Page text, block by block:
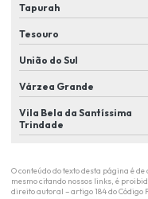
Monitoramento de eventos
Monitoramento remoto
Portaria remota
Portaria remota empresas
Tapurah
Tesouro
União do Sul
Várzea Grande
Vila Bela da Santíssima
Trindade
O conteúdo do texto desta página é
mesmo citando nossos links, é
direito autoral – artigo 184 do Código